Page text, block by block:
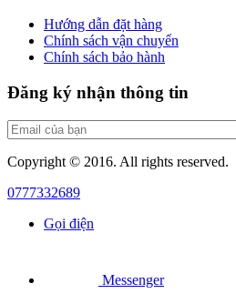
Hướng dẫn đặt hàng
Chính sách vận chuyển
Chính sách bảo hành
Đăng ký nhận thông tin
Copyright © 2016. All rights reserved.
0777332689
Gọi điện
Messenger